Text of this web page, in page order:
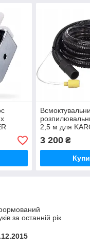
1
2,5 м для
PUZZI 100,
10/2 (4.071-
3 200₴
за останній рік